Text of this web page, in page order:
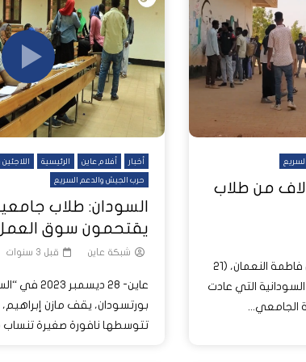
شاهد لاحقاً
تصدر الدول العربية.. كيف دفعت الحرب
ديون السودان إلى ذروتها؟
شاهد لاحقاً شاهد
هجمات المسيرات تضع ملايين السودانيين
على خطوط النار والجوع
من طلاب
عاين- 12 نوفمبر 2026 لم تكن فاطمة النعمان، (21
التي عادت
الجامعي...
أخبار أفلام عاين الرئيسية
حرب الجيش والدعم السريع
السودان: طلاب
يقتحمون سوق
شبكة عاين قبل 3 سنوات
عاين- 28
بورتسودان، يقف مازن
تتوسطها نافورة صغيرة تنساب